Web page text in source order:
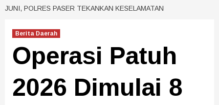
JUNI, POLRES PASER TEKANKAN KESELAMATAN
Berita Daerah
Operasi Patuh
2026 Dimulai 8